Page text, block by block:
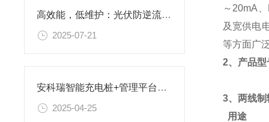
高效能，低维护：光伏防逆流电表的优势
2025-07-21
安科瑞智能充电桩+管理平台，解锁充电运营盈利新路径
2025-04-25
～20mA
及宽供电
等方面广
2、产品型
3、两线
用途